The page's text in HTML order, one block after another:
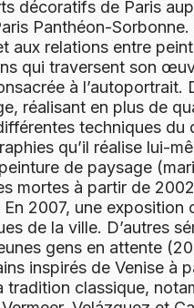
décoratifs de Paris
Panthéon-
aux relations entre
qui traversent son
à l’autoportrait.
réalisant en plus de
techniques du
qu’il réalise lui-
de paysage
mortes à partir de
En 2007, une
de la ville. D’autres
gens en attente
inspirés de Venise à
tradition classique,